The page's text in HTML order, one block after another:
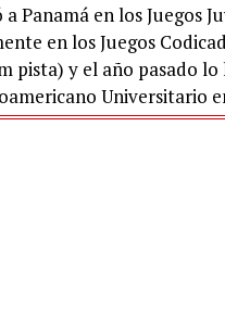
Panamá en los Juegos
en los Juegos
pista) y el año pasado lo
Universitario